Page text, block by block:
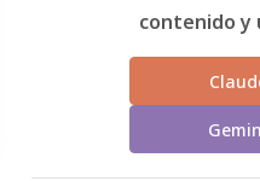
contenido y